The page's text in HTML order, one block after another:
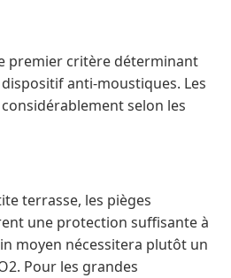
premier critère déterminant
anti-moustiques. Les
selon les
terrasse, les pièges
une protection suffisante à
moyen nécessitera plutôt un
Pour les grandes